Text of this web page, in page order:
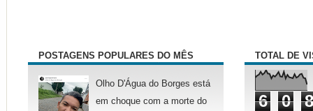
POSTAGENS POPULARES DO MÊS
Olho D'Água do Borges está
em choque com a morte do
TOTAL DE
6 0 8